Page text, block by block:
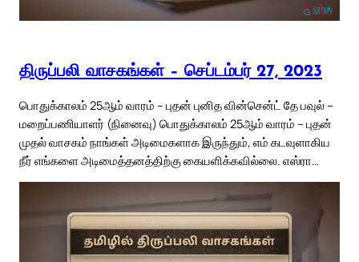
திருப்பலி வாசகங்கள் – செப்டம்பர் 27, 2023
பொதுக்காலம் 25ஆம் வாரம் – புதன் புனித வின்சென்ட் தே பவுல் –
மறைப்பணியாளர் (நினைவு) பொதுக்காலம் 25ஆம் வாரம் – புதன்
முதல் வாசகம் நாங்கள் அடிமைகளாக இருந்தும், எம் கடவுளாகிய
நீர் எங்களை அடிமைத்தனத்திற்கு கையளிக்கவில்லை. எஸ்ரா…